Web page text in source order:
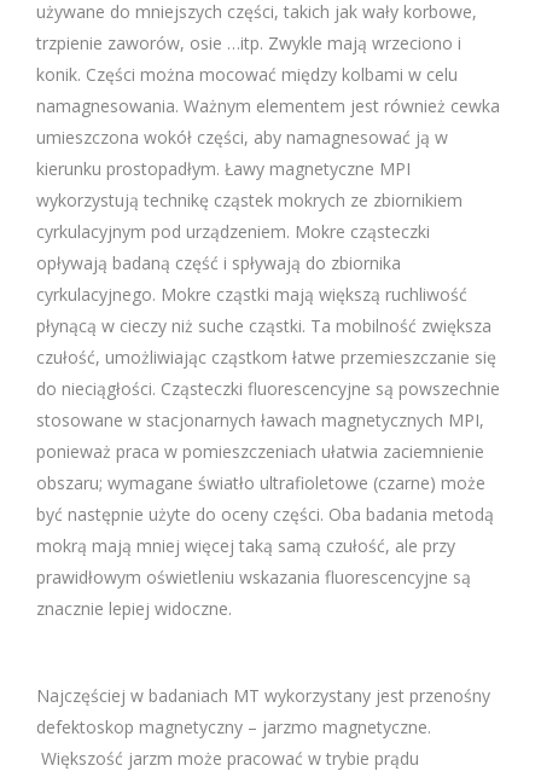
używane do mniejszych części, takich jak wały korbowe,
trzpienie zaworów, osie …itp. Zwykle mają wrzeciono i
konik. Części można mocować między kolbami w celu
namagnesowania. Ważnym elementem jest również cewka
umieszczona wokół części, aby namagnesować ją w
kierunku prostopadłym. Ławy magnetyczne MPI
wykorzystują technikę cząstek mokrych ze zbiornikiem
cyrkulacyjnym pod urządzeniem. Mokre cząsteczki
opływają badaną część i spływają do zbiornika
cyrkulacyjnego. Mokre cząstki mają większą ruchliwość
płynącą w cieczy niż suche cząstki. Ta mobilność zwiększa
czułość, umożliwiając cząstkom łatwe przemieszczanie się
do nieciągłości. Cząsteczki fluorescencyjne są powszechnie
stosowane w stacjonarnych ławach magnetycznych MPI,
ponieważ praca w pomieszczeniach ułatwia zaciemnienie
obszaru; wymagane światło ultrafioletowe (czarne) może
być następnie użyte do oceny części. Oba badania metodą
mokrą mają mniej więcej taką samą czułość, ale przy
prawidłowym oświetleniu wskazania fluorescencyjne są
znacznie lepiej widoczne.
Najczęściej w badaniach MT wykorzystany jest przenośny
defektoskop magnetyczny – jarzmo magnetyczne.
Większość jarzm może pracować w trybie prądu